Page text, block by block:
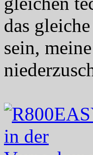
das
sein,